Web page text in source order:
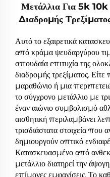
Μετάλλια Για 5k
Διαδρομής
Αυτό το εξαιρετικά
από κράμα ψευδαργύρου
σπουδαία επιτυχία της
διαδρομής τρεξίματος.
μαραθώνιο ή μια
το σύγχρονο μετάλλιο με
έναν αιώνιο συμβολισμό
αισθητική περιλαμβάνει
τρισδιάστατα στοιχεία που
δημιουργούν οπτικό
Κατασκευασμένο από
μετάλλιο διατηρεί την
επίμονες εμφανίσεις. Το